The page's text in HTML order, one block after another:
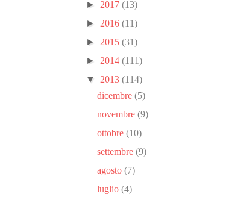
► 2017 (13)
► 2016 (11)
► 2015 (31)
► 2014 (111)
▼ 2013 (114)
dicembre(5)
novembre(9)
ottobre(10)
settembre(9)
agosto(7)
luglio(4)